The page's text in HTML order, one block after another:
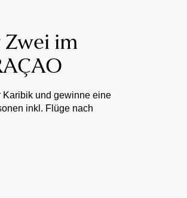
Zwei im
Karibik und gewinne eine
inkl. Flüge nach